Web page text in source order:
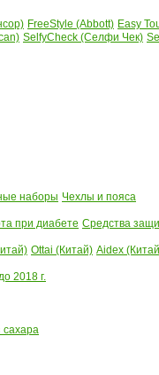
FreeStyle (Abbott) Easy
SelfyCheck (Селфи Чек)
наборы Чехлы и пояса
при диабете Средства
Ottai (Китай) Aidex
2018 г.
сахара